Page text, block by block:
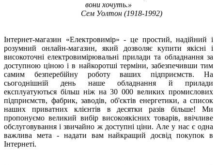
вони хочуть.»
Сем Уолтон (1918-1992)
Інтернет-магазин «Електровимір» - це простий, надійний і
розумний онлайн-магазин, який дозволяє купити якісні і
високоточні електровимірювальні прилади та обладнання за
доступною ціною і в найкоротші терміни, забезпечивши тим
самим безперебійну роботу ваших підприємств. На
сьогоднішній день наше обладнання й прилади
експлуатуються більш ніж на 30 000 великих промислових
підприємств, фабрик, заводів, об'єктів енергетики, а список
наших приватних клієнтів в десятки разів більше! Ми
пропонуємо великий вибір високоякісних товарів, ввічливе
обслуговування і звичайно ж доступні ціни. Але у нас є одна
важлива мета - надати вам найкращий досвід покупок в
Інтернеті.